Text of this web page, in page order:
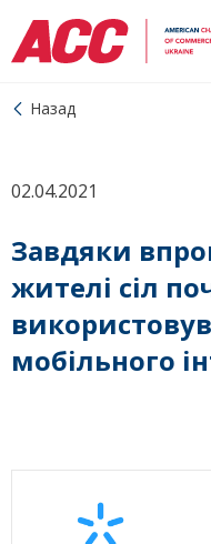
Назад
02.04.2021
Завдяки
жителі сіл
мобільного